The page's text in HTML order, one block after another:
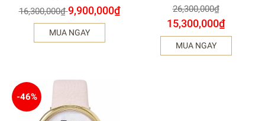
16,300,000₫ 9,900,000₫
MUA NGAY
26,300,000₫
15,300,000₫
MUA NGAY
-46%